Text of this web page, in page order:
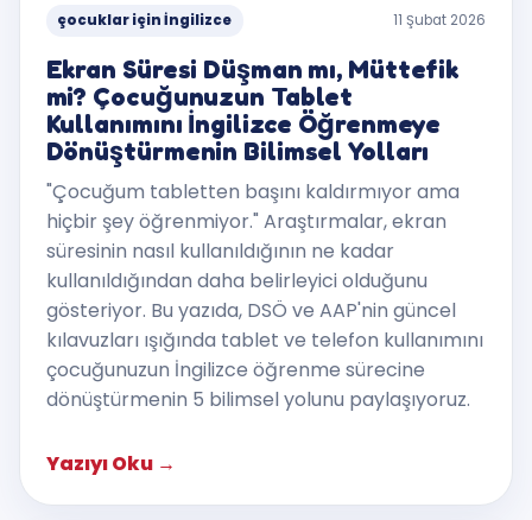
çocuklar için İngilizce 11 Şubat 2026
Ekran Süresi Düşman mı, Müttefik
mi? Çocuğunuzun Tablet
Kullanımını İngilizce Öğrenmeye
Dönüştürmenin Bilimsel Yolları
"Çocuğum tabletten başını kaldırmıyor ama
hiçbir şey öğrenmiyor." Araştırmalar, ekran
süresinin nasıl kullanıldığının ne kadar
kullanıldığından daha belirleyici olduğunu
gösteriyor. Bu yazıda, DSÖ ve AAP'nin güncel
kılavuzları ışığında tablet ve telefon kullanımını
çocuğunuzun İngilizce öğrenme sürecine
dönüştürmenin 5 bilimsel yolunu paylaşıyoruz.
Yazıyı Oku →